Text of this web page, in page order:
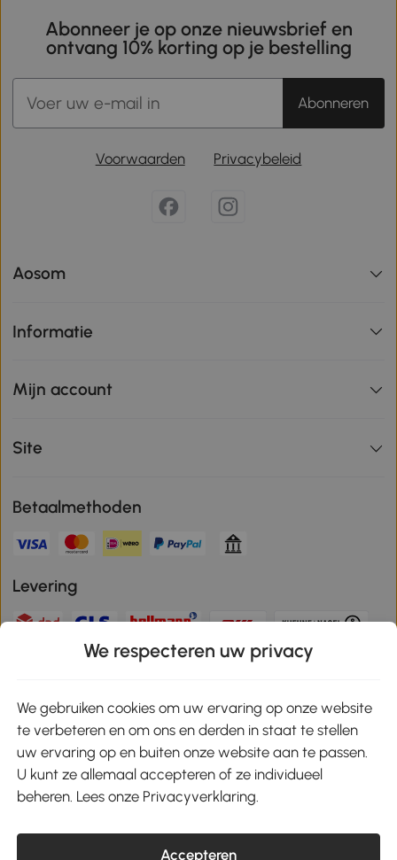
Abonneer je op onze nieuwsbrief en
ontvang 10% korting op je bestelling
Abonneren
Voorwaarden Privacybeleid
Aosom
Informatie
Mijn account
Site
Betaalmethoden
Levering
Download de app en ontvang 10% korting!
Google Play
We respecteren uw privacy
We gebruiken cookies om uw ervaring op onze website
te verbeteren en om ons en derden in staat te stellen
uw ervaring op en buiten onze website aan te passen.
U kunt ze allemaal accepteren of ze individueel
beheren. Lees onze Privacyverklaring.
Accepteren